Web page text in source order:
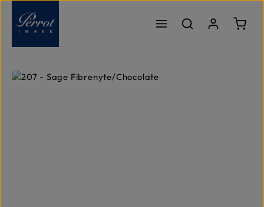
Zum Hauptinhalt springen
Bildergalerie überspringen